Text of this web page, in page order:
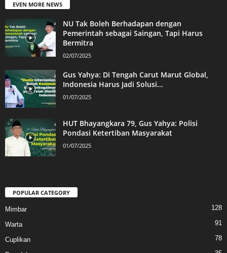
EVEN MORE NEWS
NU Tak Boleh Berhadapan dengan
Pemerintah sebagai Saingan, Tapi Harus
Bermitra
02/07/2025
Gus Yahya: Di Tengah Carut Marut Global,
Indonesia Harus Jadi Solusi...
01/07/2025
HUT Bhayangkara 79, Gus Yahya: Polisi
Pondasi Ketertiban Masyarakat
01/07/2025
POPULAR CATEGORY
Mimbar 128
Warta 91
Cuplikan 78